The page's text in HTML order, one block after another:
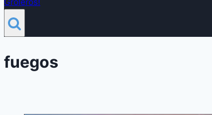
Groleros!
fuegos